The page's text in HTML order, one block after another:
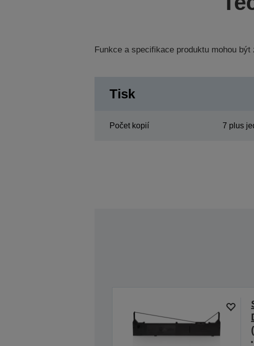
Funkce a specifikace produktu mohou
Tisk
Počet kopií 7 plus